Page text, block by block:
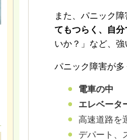
また、パニック
てもつらく、自分
いか？」など、強
パニック障害が多
電車の中
エレベータ
高速道路を
デパート、